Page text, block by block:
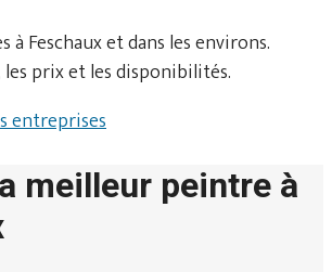
à Feschaux et dans les environs.
les prix et les disponibilités.
entreprises
meilleur peintre à